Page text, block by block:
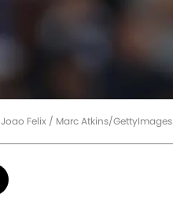
Joao Felix / Marc Atkins/GettyImages